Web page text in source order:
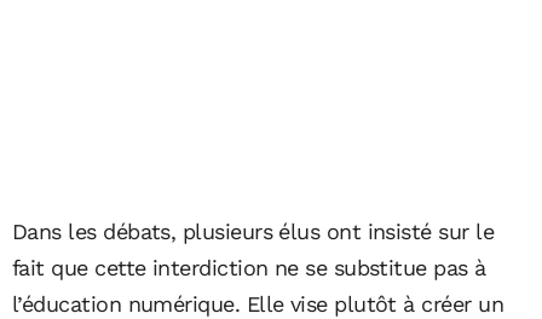
Dans les débats, plusieurs élus ont insisté sur le
fait que cette interdiction ne se substitue pas à
l’éducation numérique. Elle vise plutôt à créer un